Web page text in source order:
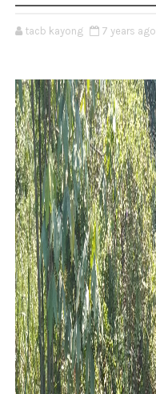
tacb kayong 7 years ago